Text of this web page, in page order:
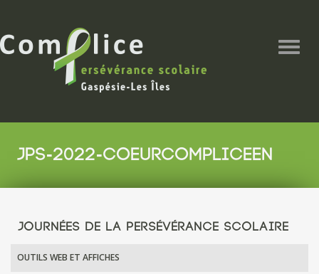
JPS-2022-COEURCOMPLICEEN
JOURNÉES DE LA PERSÉVÉRANCE SCOLAIRE
OUTILS WEB ET AFFICHES